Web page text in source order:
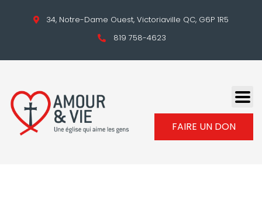
34, Notre-Dame Ouest, Victoriaville QC, G6P 1R5
819 758-4623
FAIRE UN DON